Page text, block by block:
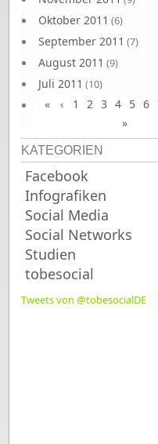
Oktober 2011 (6)
September 2011 (7)
August 2011 (9)
Juli 2011 (10)
Juni 2011(9)
« ‹ 1 2 3 4 5 6
»
KATEGORIEN
Facebook
Infografiken
Social Media
Social Networks
Studien
tobesocial
Tweets von @tobesocialDE